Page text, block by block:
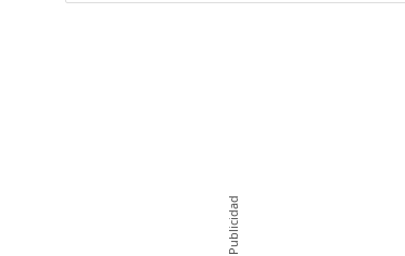
Publicidad